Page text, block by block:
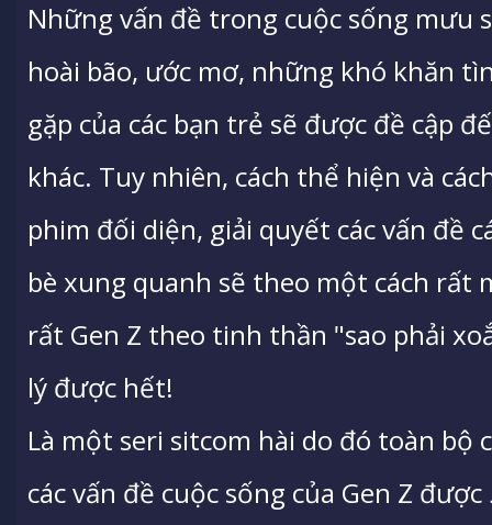
Những vấn đề trong cuộc sống mưu
hoài bão, ước mơ, những khó khăn
gặp của các bạn trẻ sẽ được đề cập
khác. Tuy nhiên, cách thể hiện và
phim đối diện, giải quyết các vấn đề
bè xung quanh sẽ theo một cách rất
rất Gen Z theo tinh thần "sao phải
lý được hết!
Là một seri sitcom hài do đó toàn bộ
các vấn đề cuộc sống của Gen Z được